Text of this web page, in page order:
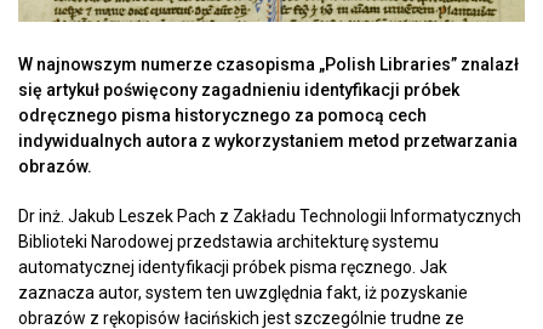
W najnowszym numerze czasopisma „Polish Libraries” znalazł
się artykuł poświęcony zagadnieniu identyfikacji próbek
odręcznego pisma historycznego za pomocą cech
indywidualnych autora z wykorzystaniem metod przetwarzania
obrazów.
Dr inż. Jakub Leszek Pach z Zakładu Technologii Informatycznych
Biblioteki Narodowej przedstawia architekturę systemu
automatycznej identyfikacji próbek pisma ręcznego. Jak
zaznacza autor, system ten uwzględnia fakt, iż pozyskanie
obrazów z rękopisów łacińskich jest szczególnie trudne ze